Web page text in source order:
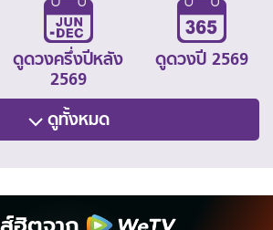
ดูดวงครึ่งปีหลัง
2569
ดูดวงปี 2569
ดูทั้งหมด